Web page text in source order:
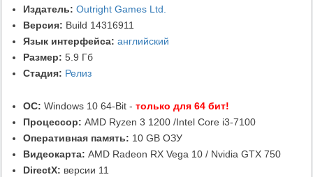
Издатель: Outright Games Ltd.
Версия: Build 14316911
Язык интерфейса: английский
Размер: 5.9 Гб
Стадия: Релиз
ОС: Windows 10 64-Bit - только для 64 бит!
Процессор: AMD Ryzen 3 1200 /Intel Core i3-7100
Оперативная память: 10 GB ОЗУ
Видеокарта: AMD Radeon RX Vega 10 / Nvidia GTX 750
DirectX: версии 11